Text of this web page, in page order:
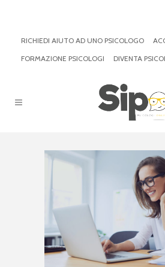
RICHIEDI AIUTO AD UNO PSICOLOGO
FORMAZIONE PSICOLOGI
DIVENTA